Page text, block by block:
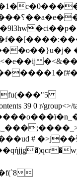
39 0 r/group<>/